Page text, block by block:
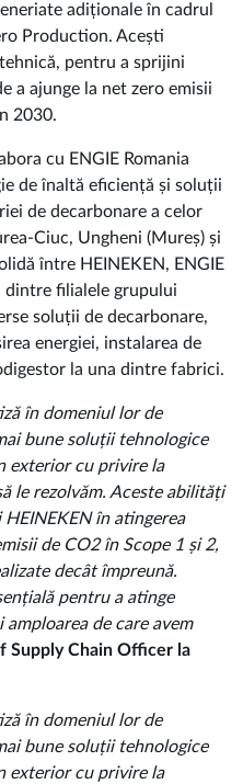
adiționale în cadrul
Production. Acești
pentru a sprijini
a ajunge la net zero emisii
2030.
cu ENGIE Romania
de înaltă eficiență și soluții
de decarbonare a celor
Ciuc, Ungheni (Mureș) și
între HEINEKEN, ENGIE
dintre filialele grupului
soluții de decarbonare,
energiei, instalarea de
la una dintre fabrici.
în domeniul lor de
bune soluții tehnologice
exterior cu privire la
le rezolvăm. Aceste abilități
în atingerea
de CO2 în Scope 1 și 2,
decât împreună.
pentru a atinge
de care avem
Supply Chain Officer la
în domeniul lor de
bune soluții tehnologice
exterior cu privire la